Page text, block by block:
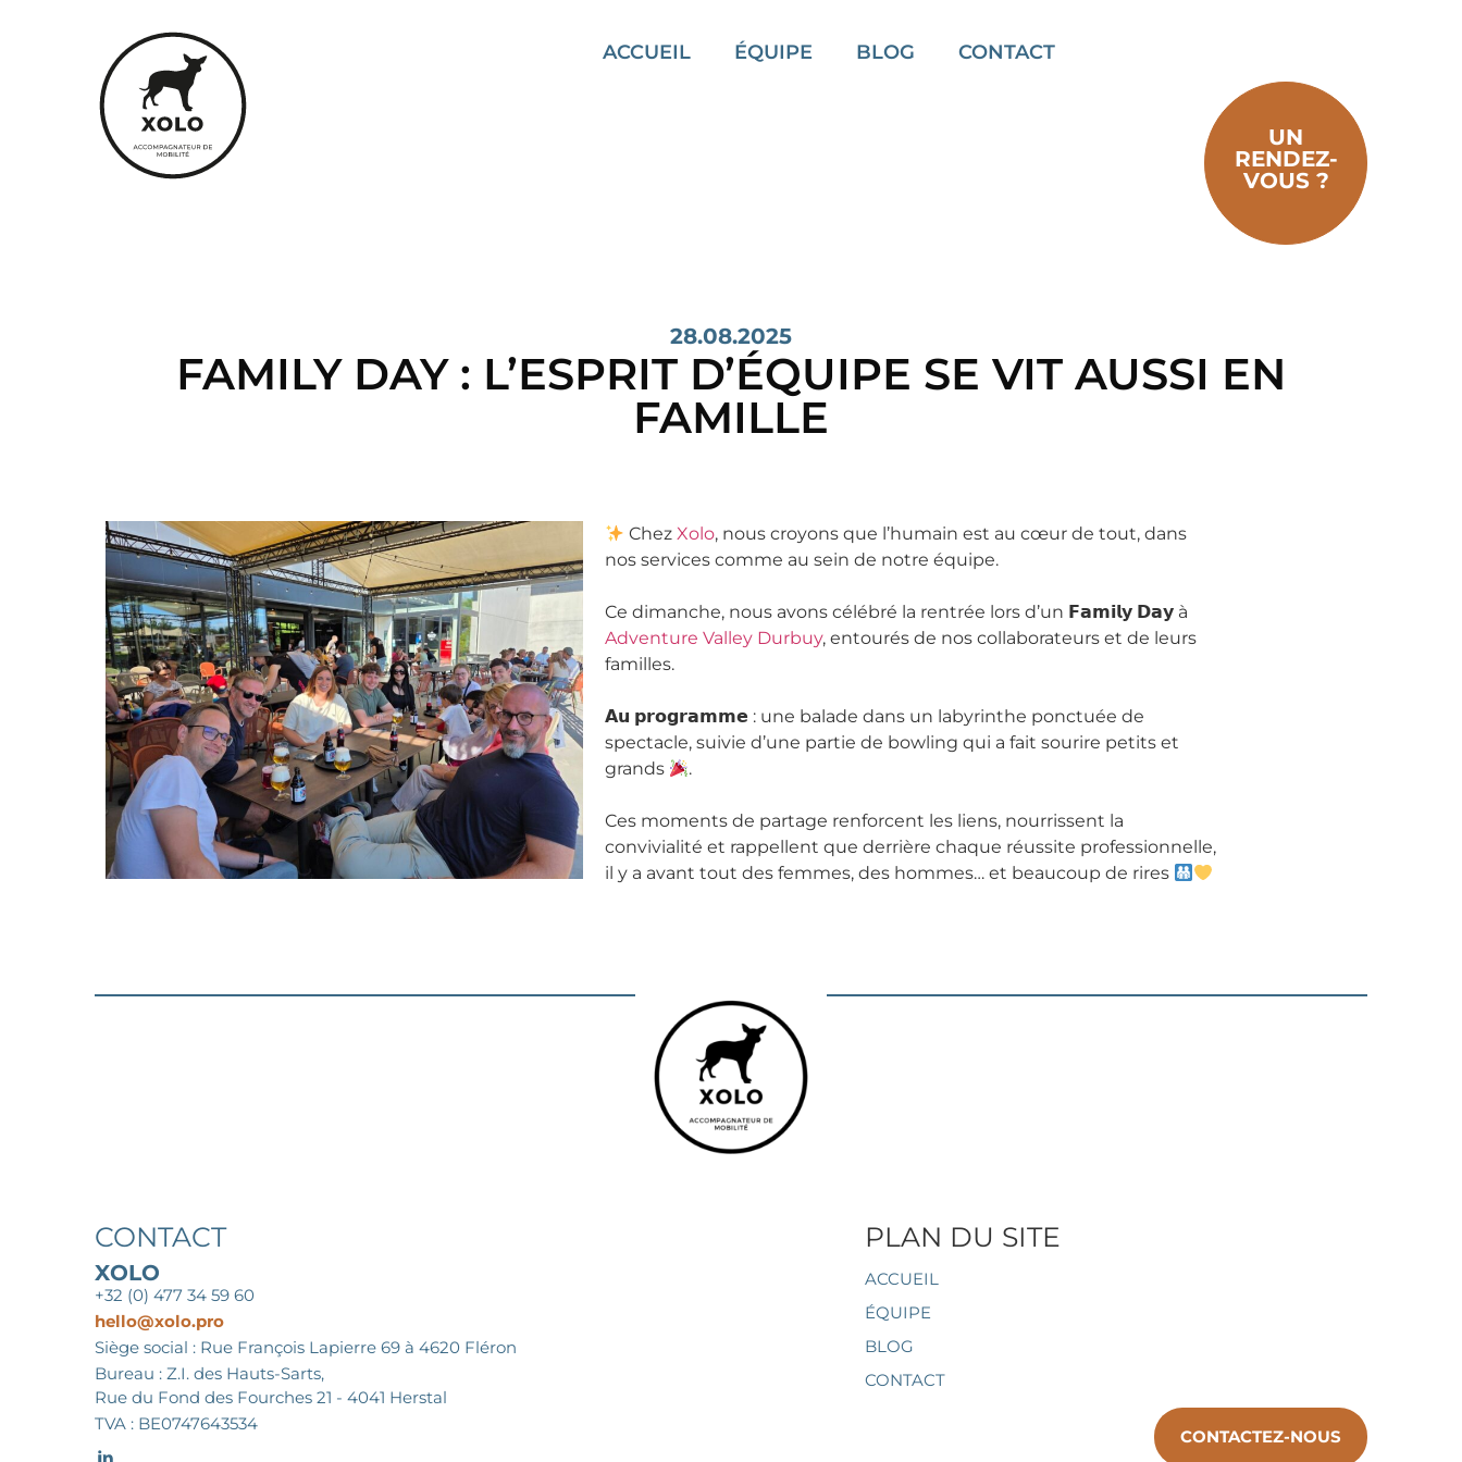
ACCUEIL ÉQUIPE BLOG CONTACT
UN
RENDEZ-
VOUS ?
28.08.2025
FAMILY DAY : L’ESPRIT D’ÉQUIPE SE VIT AUSSI EN
FAMILLE
ChezXolo, nous croyons que l’humain est au cœur de tout, dans
nos services comme au sein de notre équipe.
Ce dimanche, nous avons célébré la rentrée lors d’un 𝗙𝗮𝗺𝗶𝗹𝘆 𝗗𝗮𝘆 à
Adventure Valley Durbuy, entourés de nos collaborateurs et de leurs
familles.
𝗔𝘂 𝗽𝗿𝗼𝗴𝗿𝗮𝗺𝗺𝗲 : une balade dans un labyrinthe ponctuée de
spectacle, suivie d’une partie de bowling qui a fait sourire petits et
grands
.
Ces moments de partage renforcent les liens, nourrissent la
convivialité et rappellent que derrière chaque réussite professionnelle,
il y a avant tout des femmes, des hommes… et beaucoup de rires
CONTACT
XOLO
+32 (0) 477 34 59 60
hello@xolo.pro
Siège social : Rue François Lapierre 69 à 4620 Fléron
Bureau : Z.I. des Hauts-Sarts,
Rue du Fond des Fourches 21 - 4041 Herstal
TVA : BE0747643534
PLAN DU SITE
ACCUEIL
ÉQUIPE
BLOG
CONTACT
CONTACTEZ-NOUS